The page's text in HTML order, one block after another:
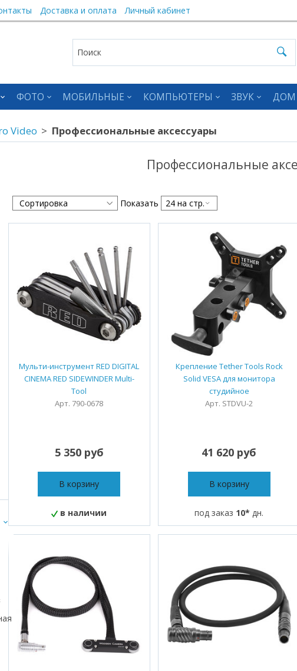
Доставка и оплата Личный кабинет
ФОТО МОБИЛЬНЫЕ КОМПЬЮТЕРЫ ЗВУК ДОМ
Video Профессиональные аксессуары
Профессиональные
Показать
Мульти-инструмент RED DIGITAL
CINEMA RED SIDEWINDER Multi-
Tool
Арт. 790-0678
5 350 руб
В корзину
в наличии
Крепление Tether Tools Rock
Solid VESA для монитора
студийное
Арт. STDVU-2
41 620 руб
В корзину
под заказ 10* дн.